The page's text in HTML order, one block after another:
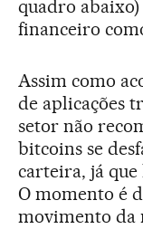
quadro
financeiro
Assim como
de aplicações
setor não
bitcoins se
carteira, já
O momento é
movimento da